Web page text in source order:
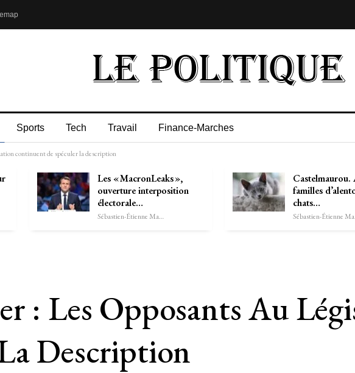
Sports Tech Travail Finance-Marches
continuent de spéculer la description
Les « MacronLeaks »,
ouverture interposition
électorale…
Sébastien-Étienne Marechal
Castelmaurou.
familles
chats…
: Les Opposants Au
Description